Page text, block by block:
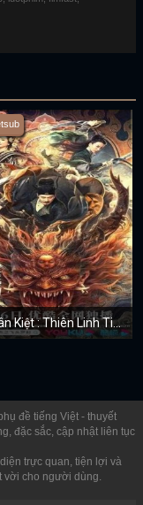
Địch Nhân Kiệt : Thiên Linh Tiên Tử
đề tiếng Việt - thuyết
đặc sắc, cập nhật liên tục
trực quan, tiện lợi và
vời cho người dùng.